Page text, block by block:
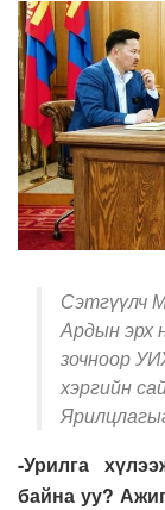
Сэтгүүлч
Ардын эрх
зочноор
хэргийн
-Урилга
байна уу?